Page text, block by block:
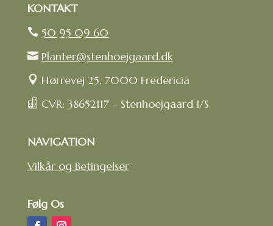
KONTAKT
 50 95 09 60
 Planter@stenhoejgaard.dk
 Hørrevej 25, 7000 Fredericia
 CVR: 38652117 – Stenhoejgaard I/S
NAVIGATION
Vilkår og Betingelser
Følg Os